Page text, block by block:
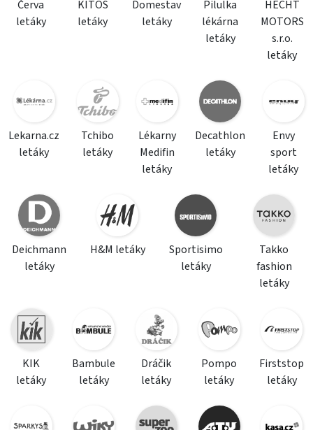
Červa
letáky
KITOS
letáky
Domestav
letáky
Pilulka
lékárna
letáky
HECHT
MOTORS
s.r.o.
letáky
Lekarna.cz
letáky
Tchibo
letáky
Lékarny
Medifin
letáky
Decathlon
letáky
Envy
sport
letáky
Deichmann
letáky
H&M letáky
Sportisimo
letáky
Takko
fashion
letáky
KIK
letáky
Bambule
letáky
Dráčik
letáky
Pompo
letáky
Firststop
letáky